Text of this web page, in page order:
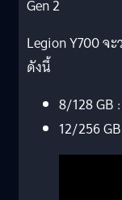
Gen 2
Legion Y700 จ
ดังนี้
8/128 GB
12/256